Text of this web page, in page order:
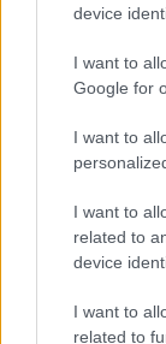
device
I want to
Google for
I want to
I want to
related to
device
I want to
related to
Maa-,
Terveys-
Apteekkiala
Taide- ja